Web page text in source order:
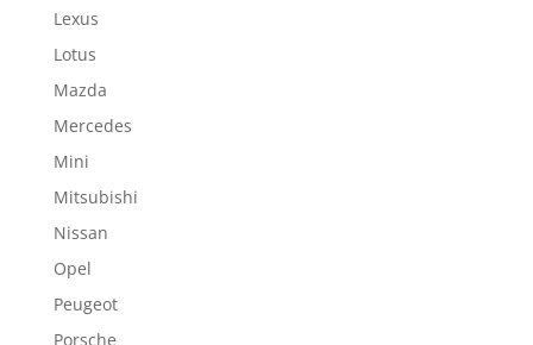
Lexus
Lotus
Mazda
Mercedes
Mini
Mitsubishi
Nissan
Opel
Peugeot
Porsche